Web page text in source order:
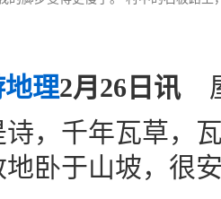
地理2月26日讯
，千年瓦草，
卧于山坡，很